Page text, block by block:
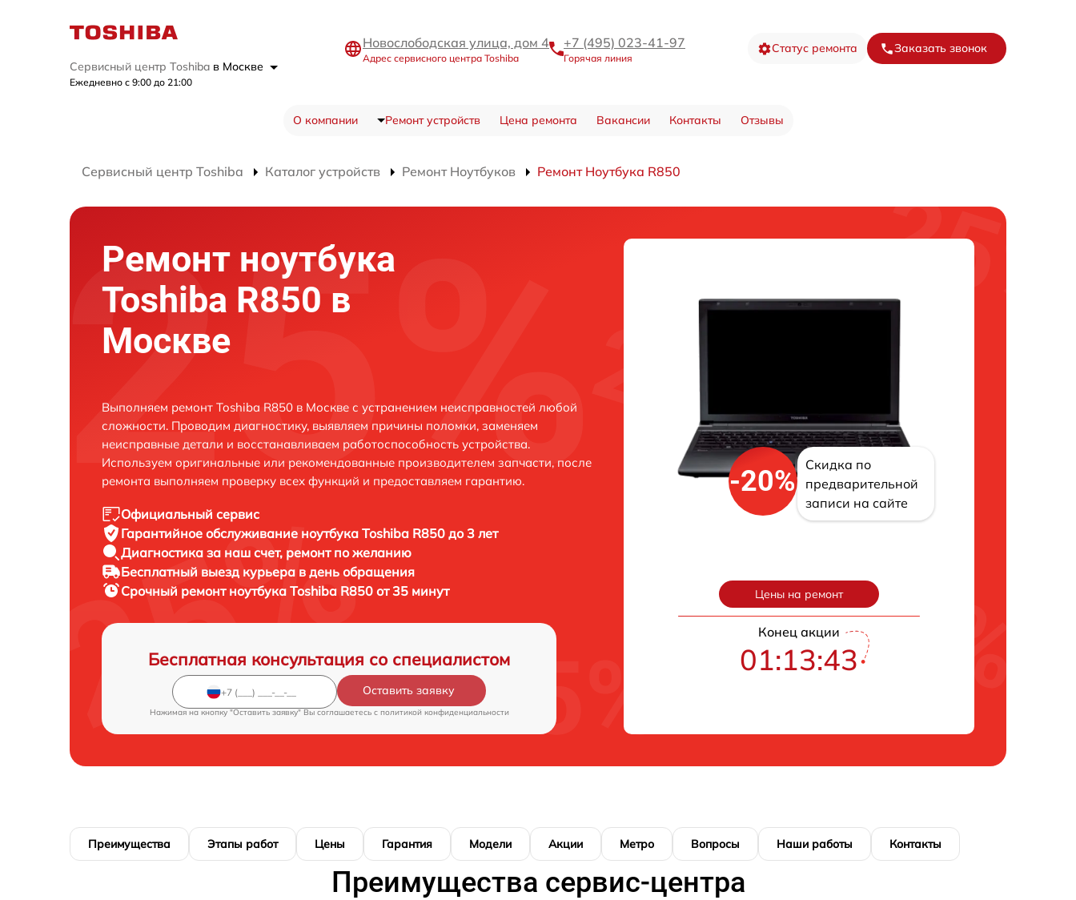
Сервисный центр Toshiba в Москве
Ежедневно с 9:00 до 21:00
Новослободская улица, дом 4
Адрес сервисного центра Toshiba
+7 (495) 023-41-97
Горячая линия
Статус ремонта Заказать звонок
О компании Ремонт устройств Цена ремонта Вакансии Контакты Отзывы
Сервисный центр Toshiba Каталог устройств Ремонт Ноутбуков Ремонт Ноутбука R850
Ремонт ноутбука
Toshiba R850 в
Москве
Выполняем ремонт Toshiba R850 в Москве с устранением неисправностей любой
сложности. Проводим диагностику, выявляем причины поломки, заменяем
неисправные детали и восстанавливаем работоспособность устройства.
Используем оригинальные или рекомендованные производителем запчасти, после
ремонта выполняем проверку всех функций и предоставляем гарантию.
Официальный сервис
Гарантийное обслуживание ноутбука Toshiba R850 до 3 лет
Диагностика за наш счет, ремонт по желанию
Бесплатный выезд курьера в день обращения
Срочный ремонт ноутбука Toshiba R850 от 35 минут
Бесплатная консультация со специалистом
Оставить заявку
Нажимая на кнопку "Оставить заявку" Вы соглашаетесь c политикой конфиденциальности
-20%
Скидка по
предварительной
записи на сайте
Цены на ремонт
Конец акции
01:13:42
Преимущества Этапы работ Цены Гарантия Модели Акции Метро Вопросы Наши работы Контакты
Преимущества сервис-центра